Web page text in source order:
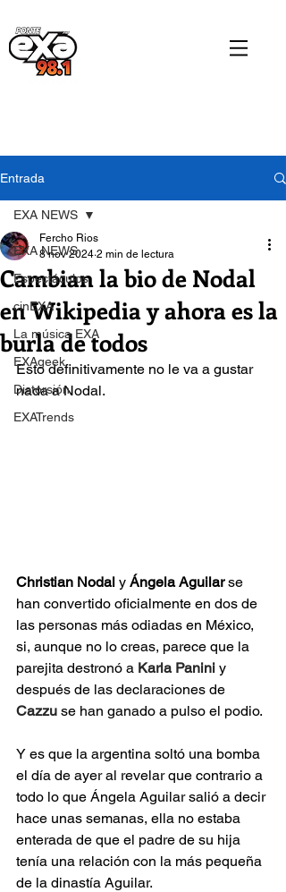
Entrada
EXA NEWS
Espectáculos
cinEXA
La música EXA
EXAgeek
Distorsión
EXATrends
EXA NEWS
Cambian la bio de Nodal
en Wikipedia y ahora es la
burla de todos
Fercho Rios
8 nov 2024 2 min de lectura
Esto definitivamente no le va a gustar
nada a Nodal.
Christian Nodal y Ángela Aguilar se
han convertido oficialmente en dos de
las personas más odiadas en México,
si, aunque no lo creas, parece que la
parejita destronó a Karla Panini y
después de las declaraciones de
Cazzu se han ganado a pulso el podio.
Y es que la argentina soltó una bomba
el día de ayer al revelar que contrario a
todo lo que Ángela Aguilar salió a decir
hace unas semanas, ella no estaba
enterada de que el padre de su hija
tenía una relación con la más pequeña
de la dinastía Aguilar.